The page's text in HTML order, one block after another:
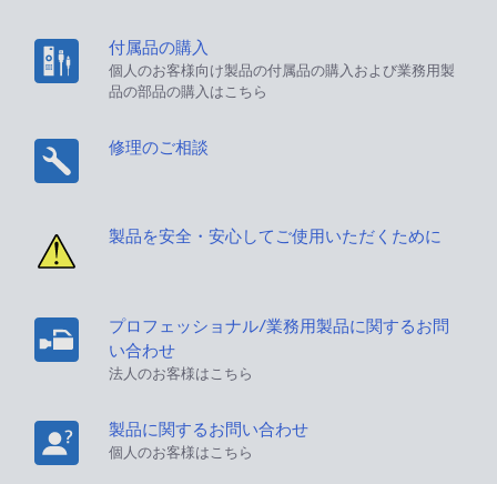
付属品の購入
個人のお客様向け製品の付属品の購入および業務用製
品の部品の購入はこちら
修理のご相談
製品を安全・安心してご使用いただくために
プロフェッショナル/業務用製品に関するお問
い合わせ
法人のお客様はこちら
製品に関するお問い合わせ
個人のお客様はこちら